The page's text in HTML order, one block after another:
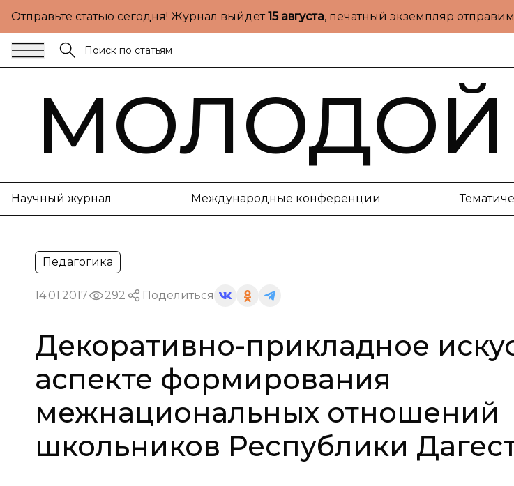
Отправьте статью сегодня! Журнал выйдет15 августа, печатный экземпляр отправим
МОЛОДОЙ
Научный журнал Международные конференции
Педагогика
14.01.2017 292 Поделиться
Декоративно-прикладное
аспекте формирования
межнациональных отношений
школьников Республики